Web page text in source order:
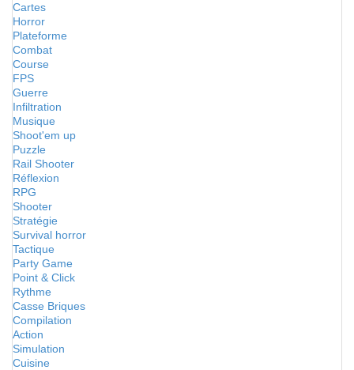
Cartes
Horror
Plateforme
Combat
Course
FPS
Guerre
Infiltration
Musique
Shoot'em up
Puzzle
Rail Shooter
Réflexion
RPG
Shooter
Stratégie
Survival horror
Tactique
Party Game
Point & Click
Rythme
Casse Briques
Compilation
Action
Simulation
Cuisine